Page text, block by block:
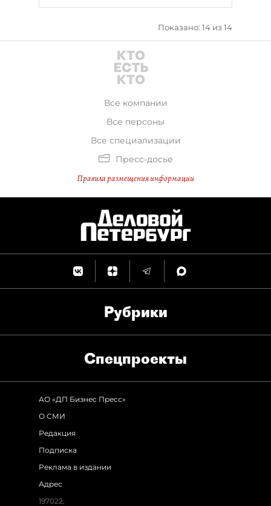
Показано: 14 из 14
Все компании
Все персоны
Все специализации
Пресс-досье
Правила размещения информации
Рубрики
Спец­проекты
АО «ДП Бизнес Пресс»
О СМИ
Редакция
Подписка
Реклама в издании
Адрес
197022,